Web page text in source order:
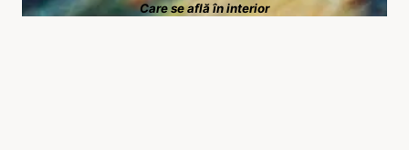
Care se află în interior